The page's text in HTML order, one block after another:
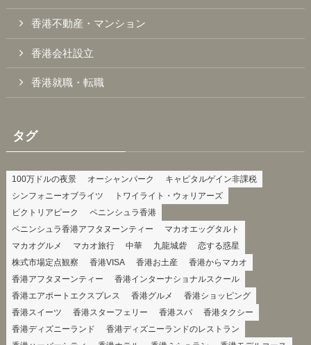
香港不動産・マンション
香港会社設立
香港就職・転職
タグ
100万ドルの夜景 オーシャンパーク
キャピタルゲイン非課税
シンフォニーオブライツ
トワイライト・ウォリアーズ
ビクトリアピーク
ペニンシュラ香港
ペニンシュラ香港アフタヌーンティー
マカオエッグタルト
マカオグルメ
マカオ旅行 中華 九龍城砦
恋する惑星
株式市場定点観察
香港VISA 香港お土産
香港からマカオ
香港アフタヌーンティー
香港インターナショナルスクール
香港エアポートエクスプレス
香港グルメ
香港ショッピング
香港スイーツ
香港スターフェリー 香港スパ
香港タクシー
香港ディズニーランド
香港ディズニーランドのレストラン